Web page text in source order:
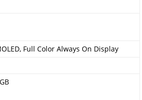
Full Color Always On Display